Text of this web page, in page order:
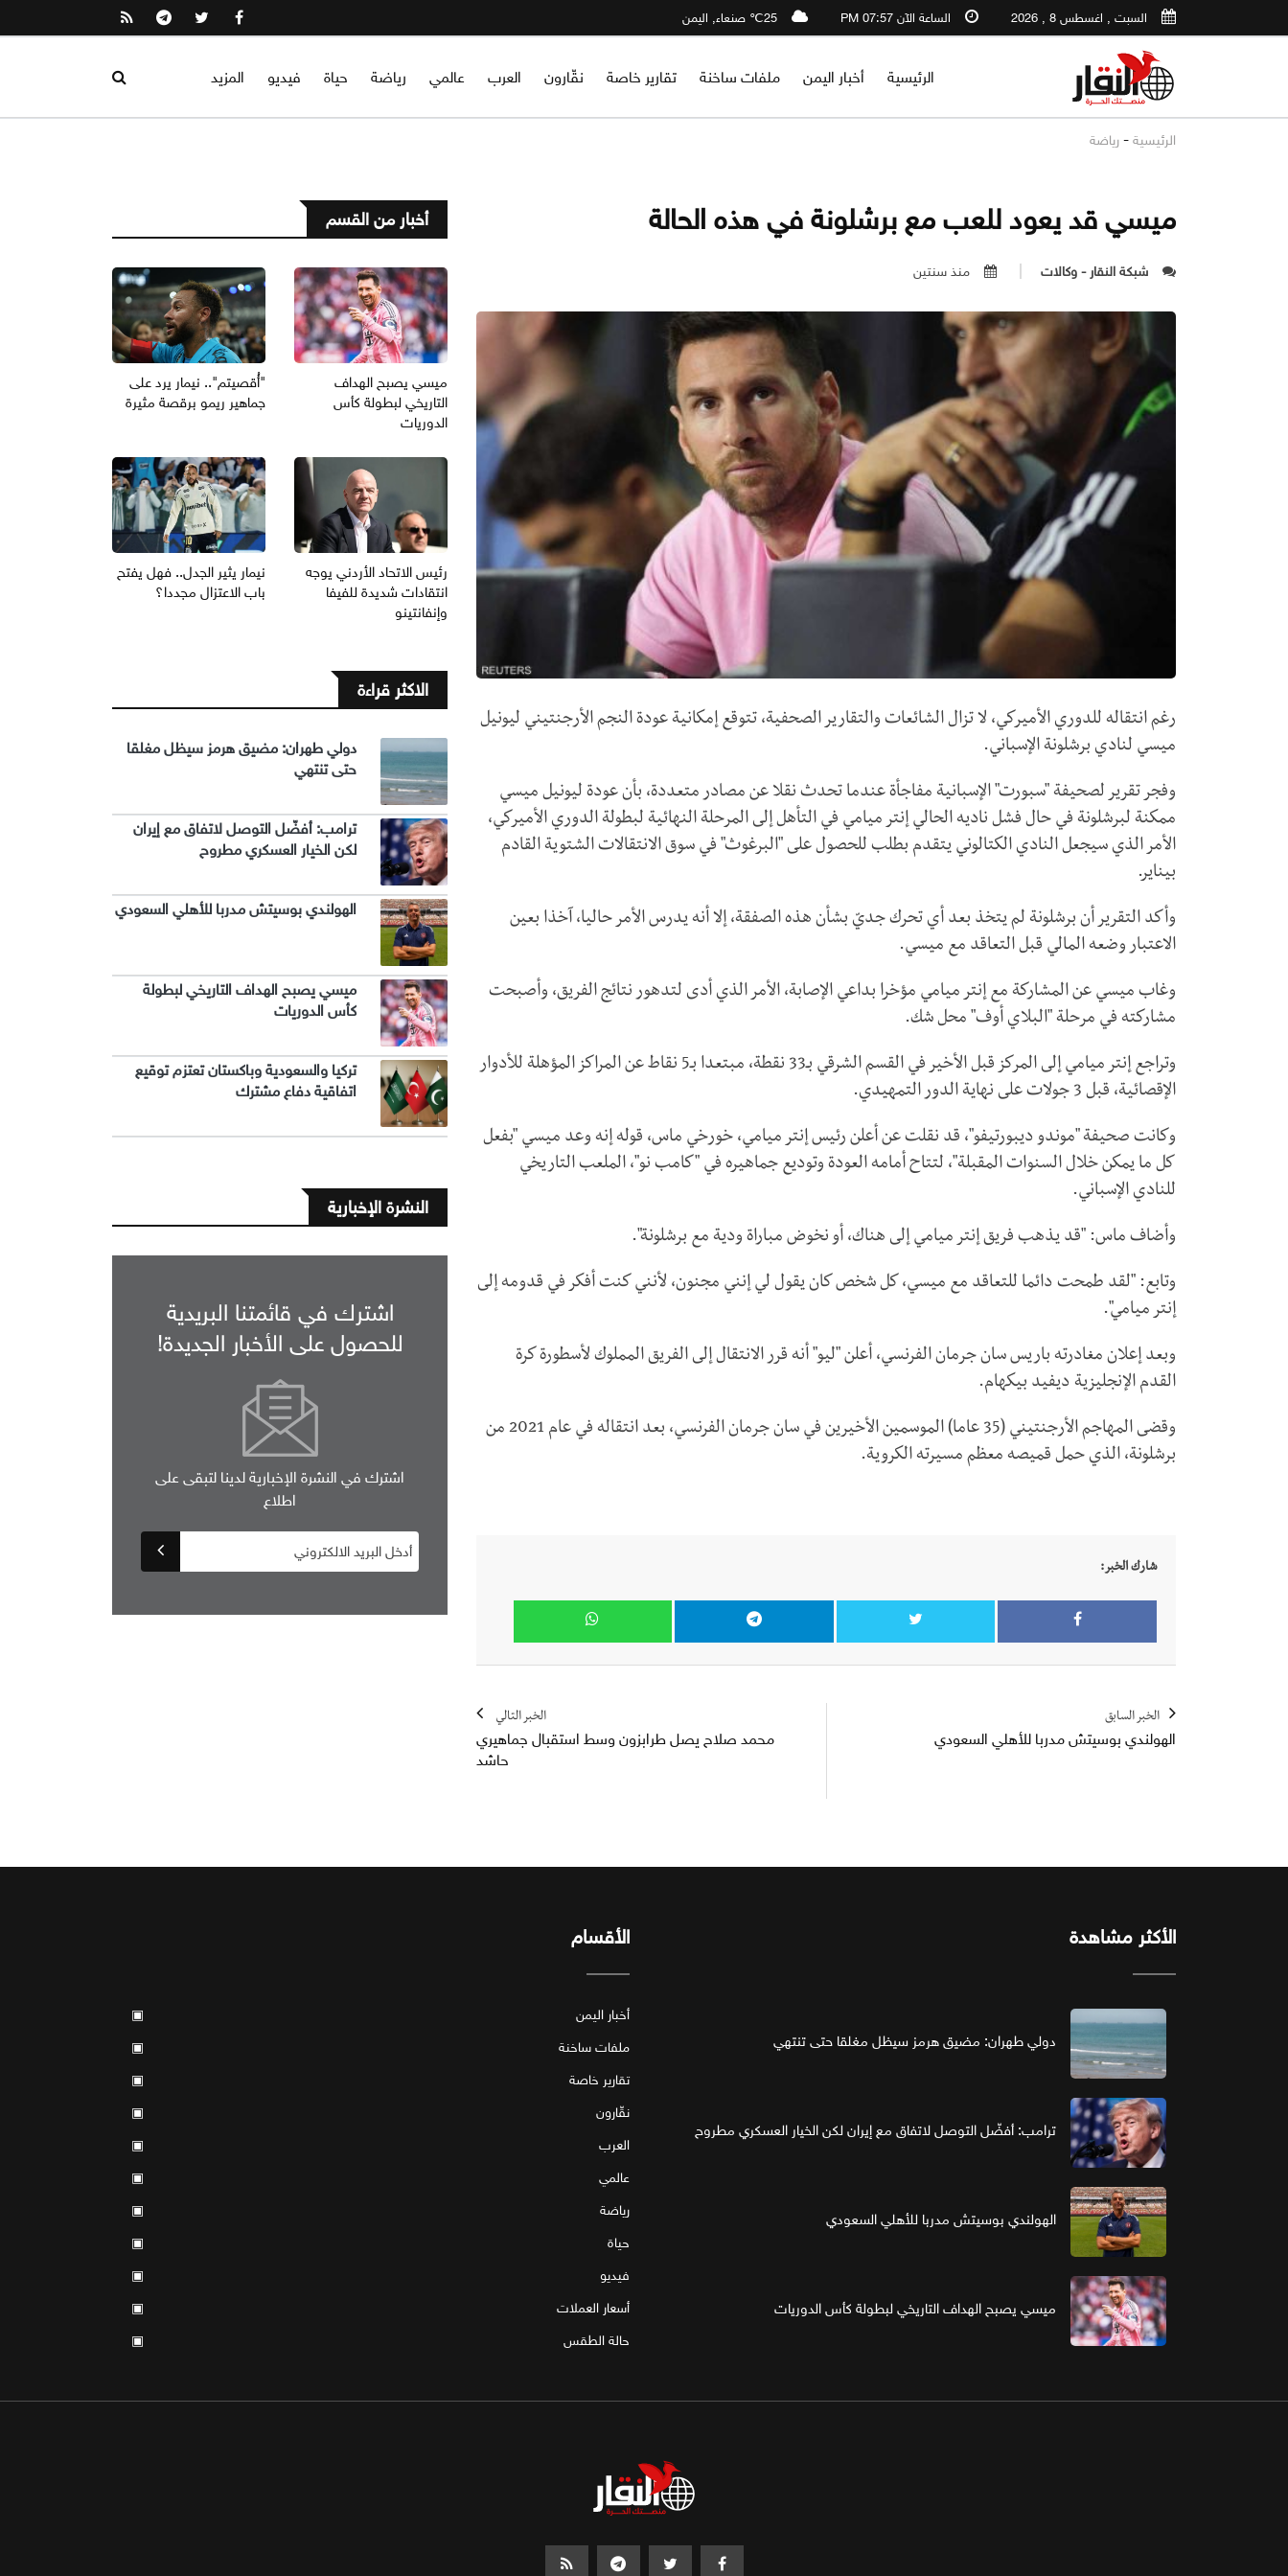
السبت , اغسطس 8 , 2026 الساعة الآن 07:57 PM 25℃ صنعاء, اليمن
الرئيسية أخبار اليمن ملفات ساخنة تقارير خاصة نقّارون العرب عالمي رياضة حياة فيديو المزيد
الرئيسية - رياضة
ميسي قد يعود للعب مع برشلونة في هذه الحالة
شبكة النقار - وكالات منذ سنتين
رغم انتقاله للدوري الأميركي، لا تزال الشائعات والتقارير الصحفية، تتوقع إمكانية عودة النجم الأرجنتيني ليونيل
ميسي لنادي برشلونة الإسباني.
وفجر تقرير لصحيفة "سبورت" الإسبانية مفاجأة عندما تحدث نقلا عن مصادر متعددة، بأن عودة ليونيل ميسي
ممكنة لبرشلونة في حال فشل ناديه الحالي إنتر ميامي في التأهل إلى المرحلة النهائية لبطولة الدوري الأميركي،
الأمر الذي سيجعل النادي الكتالوني يتقدم بطلب للحصول على "البرغوث" في سوق الانتقالات الشتوية القادم
بيناير.
وأكد التقرير أن برشلونة لم يتخذ بعد أي تحرك جديّ بشأن هذه الصفقة، إلا أنه يدرس الأمر حاليا، آخذا بعين
الاعتبار وضعه المالي قبل التعاقد مع ميسي.
وغاب ميسي عن المشاركة مع إنتر ميامي مؤخرا بداعي الإصابة، الأمر الذي أدى لتدهور نتائج الفريق، وأصبحت
مشاركته في مرحلة "البلاي أوف" محل شك.
وتراجع إنتر ميامي إلى المركز قبل الأخير في القسم الشرقي بـ33 نقطة، مبتعدا بـ5 نقاط عن المراكز المؤهلة للأدوار
الإقصائية، قبل 3 جولات على نهاية الدور التمهيدي.
وكانت صحيفة "موندو ديبورتيفو"، قد نقلت عن أعلن رئيس إنتر ميامي، خورخي ماس، قوله إنه وعد ميسي "بفعل
كل ما يمكن خلال السنوات المقبلة"، لتتاح أمامه العودة وتوديع جماهيره في "كامب نو"، الملعب التاريخي
للنادي الإسباني.
وأضاف ماس: "قد يذهب فريق إنتر ميامي إلى هناك، أو نخوض مباراة ودية مع برشلونة".
وتابع: "لقد طمحت دائما للتعاقد مع ميسي، كل شخص كان يقول لي إنني مجنون، لأنني كنت أفكر في قدومه إلى
إنتر ميامي".
وبعد إعلان مغادرته باريس سان جرمان الفرنسي، أعلن "ليو" أنه قرر الانتقال إلى الفريق المملوك لأسطورة كرة
القدم الإنجليزية ديفيد بيكهام.
وقضى المهاجم الأرجنتيني (35 عاما) الموسمين الأخيرين في سان جرمان الفرنسي، بعد انتقاله في عام 2021 من
برشلونة، الذي حمل قميصه معظم مسيرته الكروية.
شارك الخبر:
الخبر السابق
الهولندي بوسيتش مدربا للأهلي السعودي
الخبر التالي
محمد صلاح يصل طرابزون وسط استقبال جماهيري
حاشد
أخبار من القسم
ميسي يصبح الهداف
التاريخي لبطولة كأس
الدوريات
"أُقصيتم".. نيمار يرد على
جماهير ريمو برقصة مثيرة
رئيس الاتحاد الأردني يوجه
انتقادات شديدة للفيفا
وإنفانتينو
نيمار يثير الجدل.. فهل يفتح
باب الاعتزال مجددا؟
الاكثر قراءة
دولي طهران: مضيق هرمز سيظل مغلقا
حتى تنتهي
ترامب: أفضّل التوصل لاتفاق مع إيران
لكن الخيار العسكري مطروح
الهولندي بوسيتش مدربا للأهلي السعودي
ميسي يصبح الهداف التاريخي لبطولة
كأس الدوريات
تركيا والسعودية وباكستان تعتزم توقيع
اتفاقية دفاع مشترك
النشرة الإخبارية
اشترك في قائمتنا البريدية
للحصول على الأخبار الجديدة!
اشترك في النشرة الإخبارية لدينا لتبقى على
اطلاع
الأكثر مشاهدة
دولي طهران: مضيق هرمز سيظل مغلقا حتى تنتهي
ترامب: أفضّل التوصل لاتفاق مع إيران لكن الخيار العسكري مطروح
الهولندي بوسيتش مدربا للأهلي السعودي
ميسي يصبح الهداف التاريخي لبطولة كأس الدوريات
الأقسام
أخبار اليمن
▣
ملفات ساخنة
▣
تقارير خاصة
▣
نقّارون
▣
العرب
▣
عالمي
▣
رياضة
▣
حياة
▣
فيديو
▣
أسعار العملات
▣
حالة الطقس
▣